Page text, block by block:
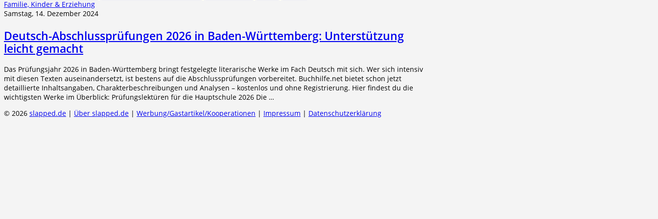
Familie, Kinder & Erziehung
Samstag, 14. Dezember 2024
Deutsch-Abschlussprüfungen 2026 in Baden-Württemberg: Unterstützung
leicht gemacht
Das Prüfungsjahr 2026 in Baden-Württemberg bringt festgelegte literarische Werke im Fach Deutsch mit sich. Wer sich intensiv
mit diesen Texten auseinandersetzt, ist bestens auf die Abschlussprüfungen vorbereitet. Buchhilfe.net bietet schon jetzt
detaillierte Inhaltsangaben, Charakterbeschreibungen und Analysen – kostenlos und ohne Registrierung. Hier findest du die
wichtigsten Werke im Überblick: Prüfungslektüren für die Hauptschule 2026 Die …
© 2026 slapped.de | Über slapped.de | Werbung/Gastartikel/Kooperationen | Impressum | Datenschutzerklärung